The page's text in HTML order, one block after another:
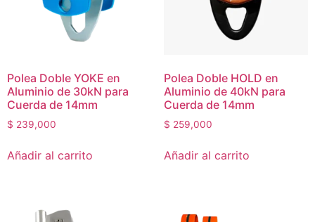
Polea Doble YOKE en
Aluminio de 30kN para
Cuerda de 14mm
$ 239,000
Añadir al carrito
Polea Doble HOLD en
Aluminio de 40kN para
Cuerda de 14mm
$ 259,000
Añadir al carrito